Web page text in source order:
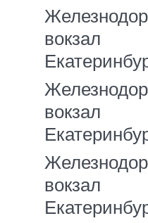
вокзал
вокзал
вокзал